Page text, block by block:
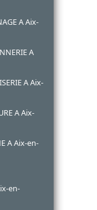
A Aix-
A
A Aix-
A Aix-
A Aix-en-
en-